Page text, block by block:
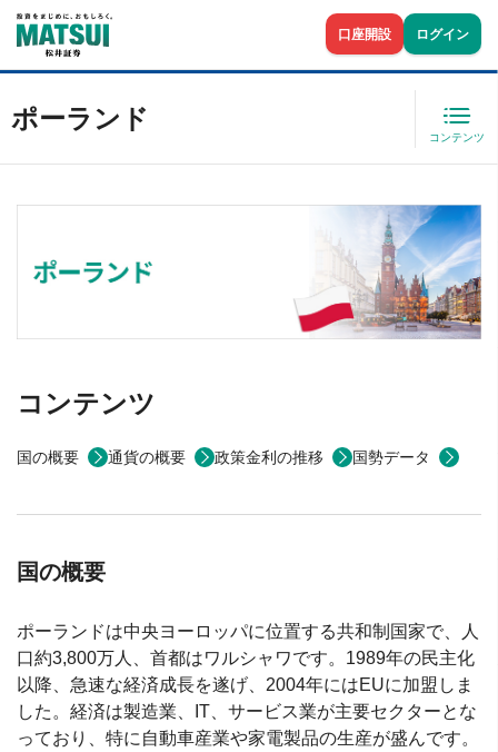
口座開設 ログイン
ポーランド
コンテンツ
コンテンツ
国の概要 通貨の概要 政策金利の推移 国勢データ
国の概要
ポーランドは中央ヨーロッパに位置する共和制国家で、人
口約3,800万人、首都はワルシャワです。1989年の民主化
以降、急速な経済成長を遂げ、2004年にはEUに加盟しま
した。経済は製造業、IT、サービス業が主要セクターとな
っており、特に自動車産業や家電製品の生産が盛んです。